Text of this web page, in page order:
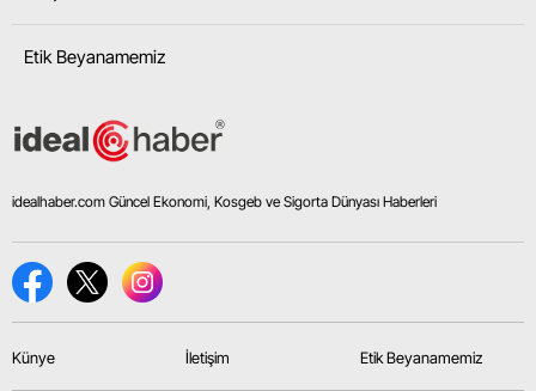
Etik Beyanamemiz
idealhaber.com Güncel Ekonomi, Kosgeb ve Sigorta Dünyası Haberleri
Künye İletişim Etik Beyanamemiz